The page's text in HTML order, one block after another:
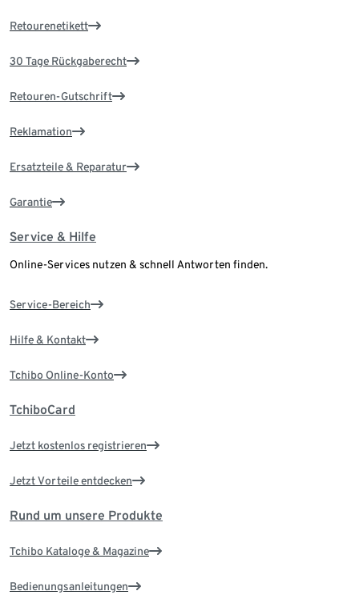
Retourenetikett
30 Tage Rückgaberecht
Retouren-Gutschrift
Reklamation
Ersatzteile & Reparatur
Garantie
Service & Hilfe
Online-Services nutzen & schnell Antworten finden.
Service-Bereich
Hilfe & Kontakt
Tchibo Online-Konto
TchiboCard
Jetzt kostenlos registrieren
Jetzt Vorteile entdecken
Rund um unsere Produkte
Tchibo Kataloge & Magazine
Bedienungsanleitungen